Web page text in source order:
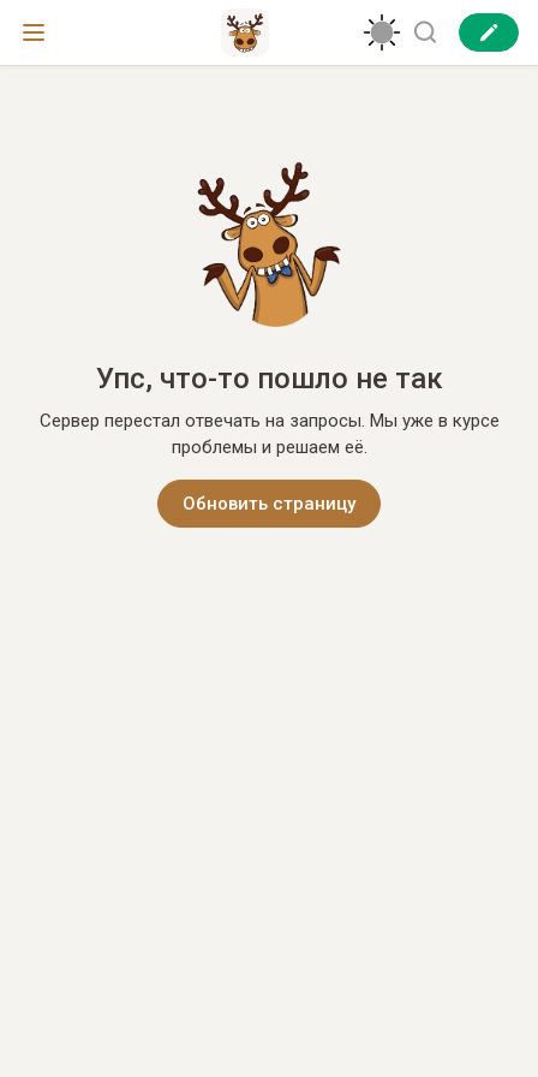
Упс, что-то пошло не так
Сервер перестал отвечать на запросы. Мы уже в курсе
проблемы и решаем её.
Обновить страницу